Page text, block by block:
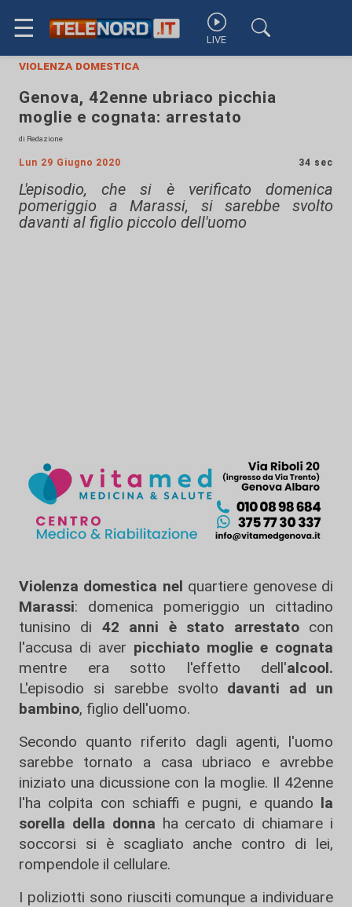
☰ LIVE
violenza domestica
Genova, 42enne ubriaco picchia
moglie e cognata: arrestato
di Redazione
Lun 29 Giugno 2020 34 sec
L'episodio, che si è verificato domenica
pomeriggio a Marassi, si sarebbe svolto
davanti al figlio piccolo dell'uomo
Violenza domestica nel quartiere genovese di
Marassi: domenica pomeriggio un cittadino
tunisino di 42 anni è stato arrestatocon
l'accusa di aver picchiato moglie e cognata
mentre era sotto l'effetto dell'alcool.
L'episodio si sarebbe svolto davanti ad un
bambino, figlio dell'uomo.
Secondo quanto riferito dagli agenti, l'uomo
sarebbe tornato a casa ubriaco e avrebbe
iniziato una dicussione con la moglie. Il 42enne
l'ha colpita con schiaffi e pugni, e quando la
sorella della donna ha cercato di chiamare i
soccorsi si è scagliato anche contro di lei,
rompendole il cellulare.
I poliziotti sono riusciti comunque a individuare